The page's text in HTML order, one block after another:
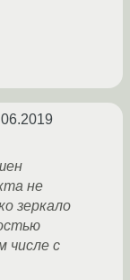
не
зеркало
числе с